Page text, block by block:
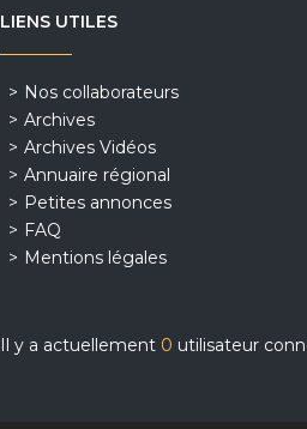
LIENS UTILES
Nos collaborateurs
Archives
Archives Vidéos
Annuaire régional
Petites annonces
FAQ
Mentions légales
Il y a actuellement 0 utilisateur